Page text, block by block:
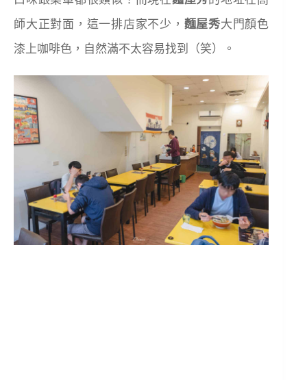
師大正對面，這一排店家不少， 麵屋秀大門顏色
漆上咖啡色，自然滿不太容易找到（笑）。